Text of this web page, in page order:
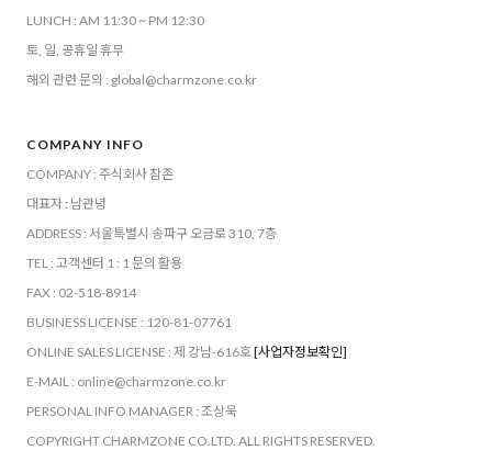
LUNCH : AM 11:30 ~ PM 12:30
토, 일, 공휴일 휴무
해외 관련 문의 : global@charmzone.co.kr
COMPANY INFO
COMPANY : 주식회사 참존
대표자 : 남관녕
ADDRESS : 서울특별시 송파구 오금로 310, 7층
TEL : 고객센터 1 : 1 문의 활용
FAX : 02-518-8914
BUSINESS LICENSE : 120-81-07761
ONLINE SALES LICENSE : 제 강남-616호[사업자정보확인]
E-MAIL : online@charmzone.co.kr
PERSONAL INFO MANAGER : 조상욱
COPYRIGHT CHARMZONE CO.LTD. ALL RIGHTS RESERVED.